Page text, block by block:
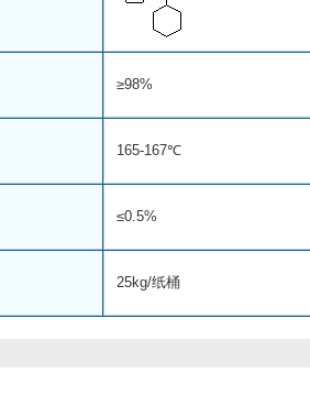
≥98%
165-167℃
≤0.5%
25kg/纸桶